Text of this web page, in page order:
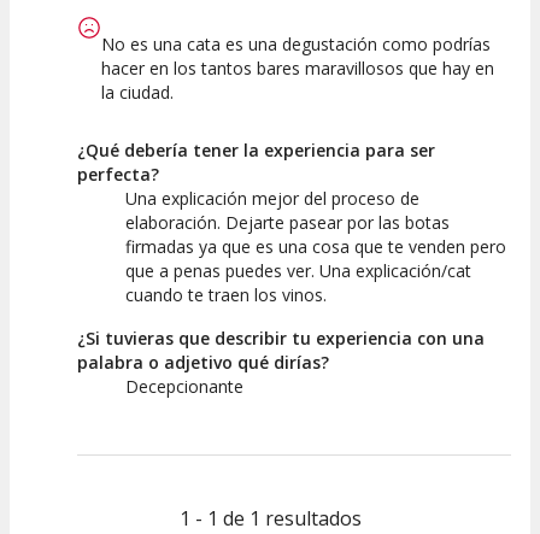
No es una cata es una degustación como podrías
hacer en los tantos bares maravillosos que hay en
la ciudad.
¿Qué debería tener la experiencia para ser
perfecta?
Una explicación mejor del proceso de
elaboración. Dejarte pasear por las botas
firmadas ya que es una cosa que te venden pero
que a penas puedes ver. Una explicación/cat
cuando te traen los vinos.
¿Si tuvieras que describir tu experiencia con una
palabra o adjetivo qué dirías?
Decepcionante
1 - 1 de 1 resultados